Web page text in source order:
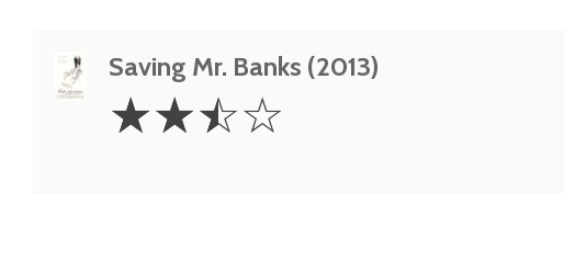
Saving Mr. Banks (2013)
2.5
Stars
☆☆☆☆